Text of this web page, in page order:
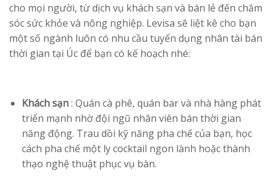
cho mọi người, từ dịch vụ khách sạn và bán lẻ đến chăm
sóc sức khỏe và nông nghiệp. Levisa sẽ liệt kê cho bạn
một số ngành luôn có nhu cầu tuyển dụng nhân tài bán
thời gian tại Úc để bạn có kế hoạch nhé:
Khách sạn: Quán cà phê, quán bar và nhà hàng phát
triển mạnh nhờ đội ngũ nhân viên bán thời gian
năng động. Trau dồi kỹ năng pha chế của bạn, học
cách pha chế một ly cocktail ngon lành hoặc thành
thạo nghệ thuật phục vụ bàn.